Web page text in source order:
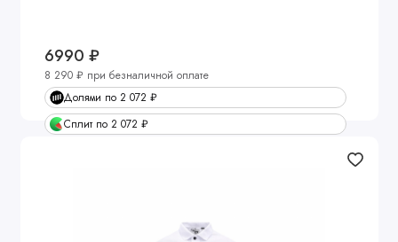
6990 ₽
8 290 ₽ при безналичной оплате
Долями по 2 072 ₽
Сплит по 2 072 ₽